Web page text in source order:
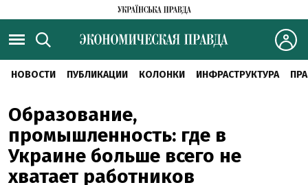
НОВОСТИ ПУБЛИКАЦИИ КОЛОНКИ ИНФРАСТРУКТУРА
Образование,
промышленность: где в
Украине больше всего не
хватает работников